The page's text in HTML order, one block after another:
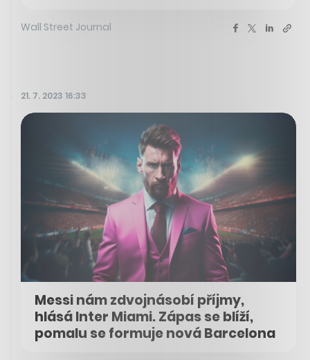
Wall Street Journal
21. 7. 2023 16:33
Messi nám zdvojnásobí příjmy,
hlásá Inter Miami. Zápas se blíží,
pomalu se formuje nová Barcelona